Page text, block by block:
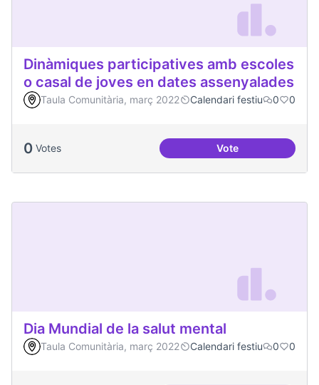
Dinàmiques participatives amb escoles
o casal de joves en dates assenyalades
Taula Comunitària, març 2022 Calendari festiu 0 0
0 Votes VoteDinàmiques
Dia Mundial de la salut mental
Taula Comunitària, març 2022 Calendari festiu 0 0